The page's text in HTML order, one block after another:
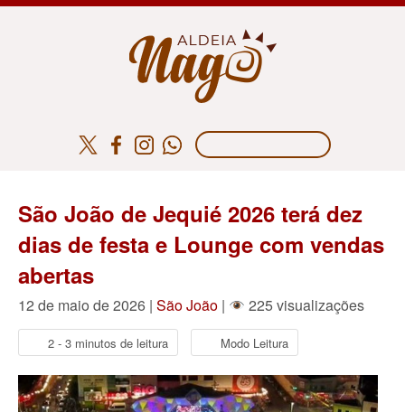
São João de Jequié 2026 terá dez
dias de festa e Lounge com vendas
abertas
12 de maio de 2026 | São João | 225 visualizações
2 - 3 minutos de leitura Modo Leitura